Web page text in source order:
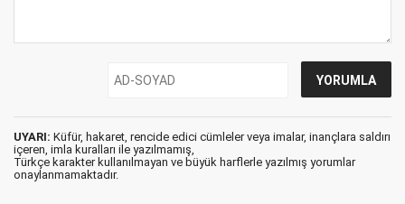
UYARI: Küfür, hakaret, rencide edici cümleler veya imalar, inançlara saldırı
içeren, imla kuralları ile yazılmamış,
Türkçe karakter kullanılmayan ve büyük harflerle yazılmış yorumlar
onaylanmamaktadır.